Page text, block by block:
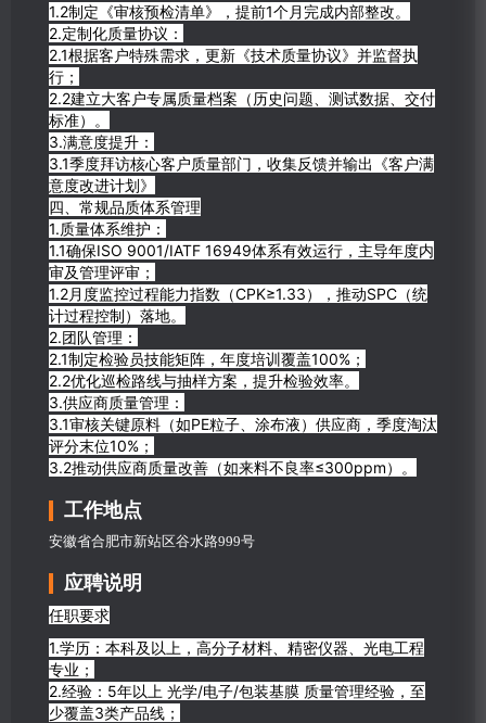
1.2制定《审核预检清单》，提前1个月完成内部整改。
2.定制化质量协议：
2.1根据客户特殊需求，更新《技术质量协议》并监督执
行；
2.2建立大客户专属质量档案（历史问题、测试数据、交付
标准）。
3.满意度提升：
3.1季度拜访核心客户质量部门，收集反馈并输出《客户满
意度改进计划》
四、常规品质体系管理
1.质量体系维护：
1.1确保ISO 9001/IATF 16949体系有效运行，主导年度内
审及管理评审；
1.2月度监控过程能力指数（CPK≥1.33），推动SPC（统
计过程控制）落地。
2.团队管理：
2.1制定检验员技能矩阵，年度培训覆盖100%；
2.2优化巡检路线与抽样方案，提升检验效率。
3.供应商质量管理：
3.1审核关键原料（如PE粒子、涂布液）供应商，季度淘汰
评分末位10%；
3.2推动供应商质量改善（如来料不良率≤300ppm）。
工作地点
安徽省合肥市新站区谷水路999号
应聘说明
任职要求
1.学历：本科及以上，高分子材料、精密仪器、光电工程
专业；
2.经验：5年以上 光学/电子/包装基膜 质量管理经验，至
少覆盖3类产品线；